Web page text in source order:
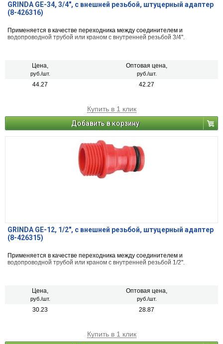
GRINDA GE-34, 3/4″, с внешней резьбой, штуцерный адаптер
(8-426316)
Применяется в качестве переходника между соединителем и
водопроводной трубой или краном с внутренней резьбой 3/4".
Цена,
руб./шт.
Оптовая цена,
руб./шт.
44.27 42.27
Купить в 1 клик
Добавить в корзину
GRINDA GE-12, 1/2″, с внешней резьбой, штуцерный адаптер
(8-426315)
Применяется в качестве переходника между соединителем и
водопроводной трубой или краном с внутренней резьбой 1/2".
Цена,
руб./шт.
Оптовая цена,
руб./шт.
30.23 28.87
Купить в 1 клик